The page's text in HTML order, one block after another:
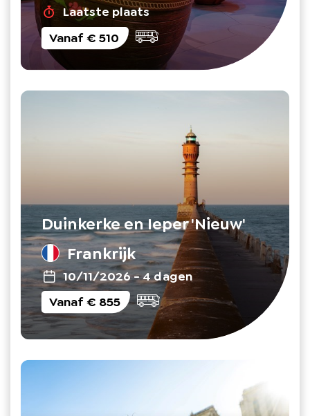
Laatste plaats
Vanaf€ 510
Duinkerke en Ieper 'Nieuw'
Frankrijk
10/11/2026-4 dagen
Vanaf€ 855